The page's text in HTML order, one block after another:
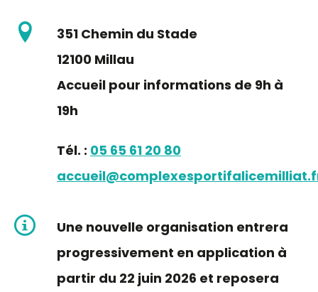
351 Chemin du Stade
12100 Millau
Accueil pour informations de 9h à
19h
Tél. : 05 65 61 20 80
Une nouvelle organisation entrera
progressivement en application à
partir du 22 juin 2026 et reposera